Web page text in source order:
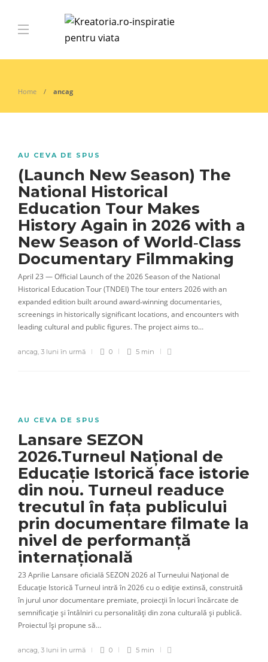
Home ancag
AU CEVA DE SPUS
(Launch New Season) The
National Historical
Education Tour Makes
History Again in 2026 with a
New Season of World‑Class
Documentary Filmmaking
April 23 — Official Launch of the 2026 Season of the National
Historical Education Tour (TNDEI) The tour enters 2026 with an
expanded edition built around award‑winning documentaries,
screenings in historically significant locations, and encounters with
leading cultural and public figures. The project aims to…
ancag, 3 luni în urmă 0 5 min
AU CEVA DE SPUS
Lansare SEZON
2026.Turneul Național de
Educație Istorică face istorie
din nou. Turneul readuce
trecutul în fața publicului
prin documentare filmate la
nivel de performanță
internațională
23 Aprilie Lansare oficială SEZON 2026 al Turneului Național de
Educație Istorică Turneul intră în 2026 cu o ediție extinsă, construită
în jurul unor documentare premiate, proiecții în locuri încărcate de
semnificație și întâlniri cu personalități din zona culturală și publică.
Proiectul își propune să…
ancag, 3 luni în urmă 0 5 min